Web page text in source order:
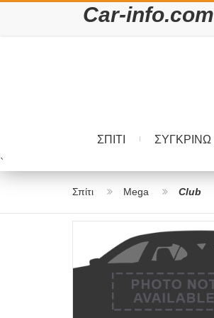
Car-info.com
ΣΠΊΤΙ ΣΥΓΚΡΊΝΩ
`
Σπίτι Mega Club